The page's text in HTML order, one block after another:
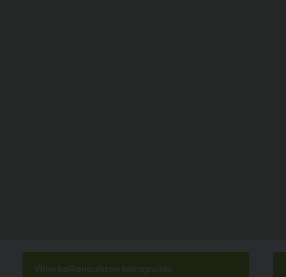
Viherkallionpuiston koirapuisto